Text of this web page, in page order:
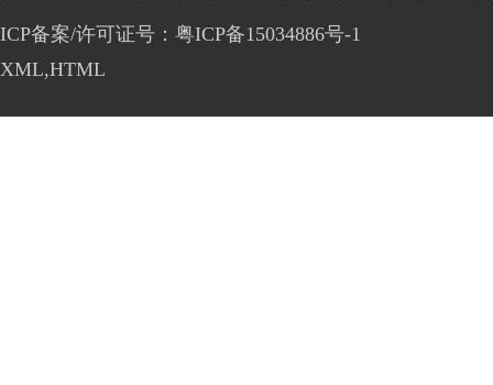
ICP备案/许可证号：粤ICP备15034886号-1
XML,HTML